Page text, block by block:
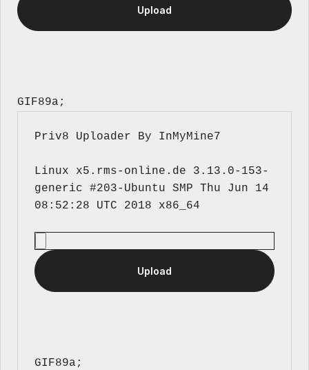
GIF89a;
Priv8 Uploader By InMyMine7
Linux x5.rms-online.de 3.13.0-153-
generic #203-Ubuntu SMP Thu Jun 14
GIF89a;